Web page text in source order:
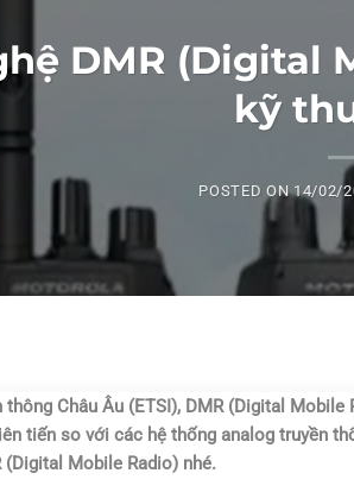
DMR (Digital
kỹ
POSTED ON14/02/
Châu Âu (ETSI), DMR (Digital Mobile
tiến so với các hệ thống analog truyền
(Digital Mobile Radio) nhé.